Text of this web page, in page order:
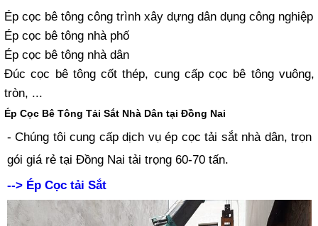
Ép cọc bê tông công trình xây dựng dân dụng công nghiệp
Ép cọc bê tông nhà phố
Ép cọc bê tông nhà dân
Đúc cọc bê tông cốt thép, cung cấp cọc bê tông vuông,
tròn, ...
Ép Cọc Bê Tông Tải Sắt Nhà Dân tại Đồng Nai
- Chúng tôi cung cấp dịch vụ ép cọc tải sắt nhà dân, trọn
gói giá rẻ tại Đồng Nai tải trọng 60-70 tấn.
--> Ép Cọc tải Sắt